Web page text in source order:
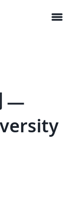
menu
—